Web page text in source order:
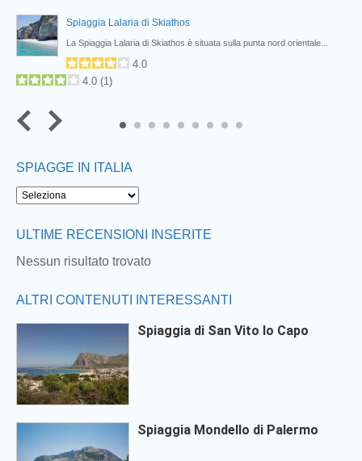
Spiaggia Lalaria di Skiathos
La Spiaggia Lalaria di Skiathos è situata sulla punta nord orientale...
4.0
4.0 (1)
8
SPIAGGE IN ITALIA
ULTIME RECENSIONI INSERITE
Nessun risultato trovato
ALTRI CONTENUTI INTERESSANTI
Spiaggia di San Vito lo Capo
Spiaggia Mondello di Palermo